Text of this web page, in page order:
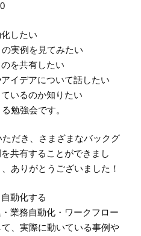
したい
実例を見てみたい
を共有したい
イデアについて話したい
いるのか知りたい
勉強会です。
だき、さまざまなバックグ
共有することができまし
ありがとうございました！
動化する
業務自動化・ワークフロー
、実際に動いている事例や